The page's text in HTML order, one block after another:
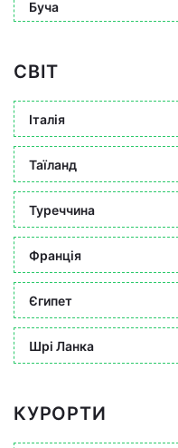
Буча
СВІТ
Італія
Таїланд
Туреччина
Франція
Єгипет
Шрі Ланка
КУРОРТИ